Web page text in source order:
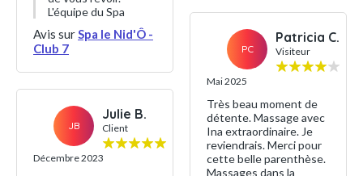
L'équipe du Spa
Avis surSpa le Nid'Ô -
Club 7
JB
Julie B.
Client
Décembre 2023
PC
Patricia C.
Visiteur
Mai 2025
Très beau moment de
détente. Massage avec
Ina extraordinaire. Je
reviendrais. Merci pour
cette belle parenthèse.
Massages dans la